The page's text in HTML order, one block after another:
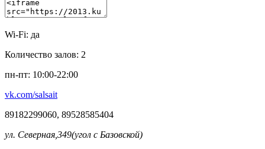
Wi-Fi: да
Количество залов: 2
пн-пт: 10:00-22:00
vk.com/salsait
89182299060, 89528585404
ул. Северная,349(угол с Базовской)